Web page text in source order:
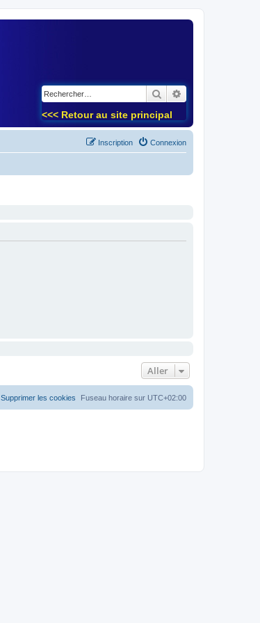
Rechercher
<<< Retour au site principal
Connexion
Inscription
Aller
Fuseau horaire sur UTC+02:00
Supprimer les cookies